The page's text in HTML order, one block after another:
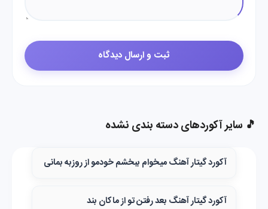
🎵 سایر آکوردهای دسته بندی نشده
آکورد گیتار آهنگ میخوام ببخشم خودمو از روزبه بمانی
آکورد گیتار آهنگ بعد رفتن تو از ماکان بند